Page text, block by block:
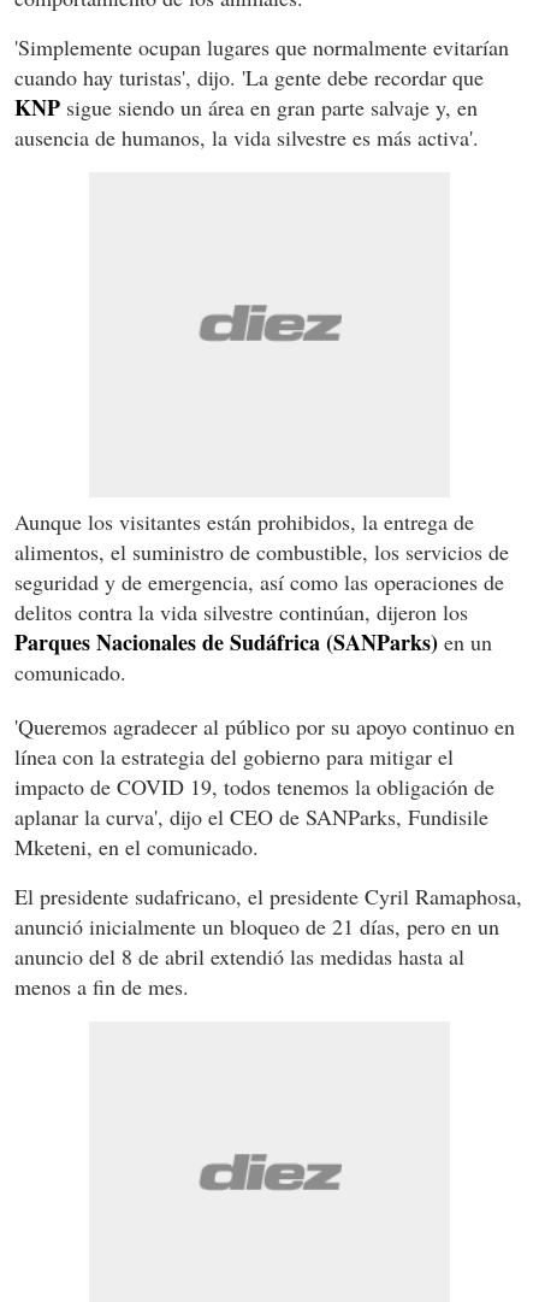
'Simplemente ocupan lugares que normalmente evitarían
cuando hay turistas', dijo. 'La gente debe recordar que
KNP sigue siendo un área en gran parte salvaje y, en
ausencia de humanos, la vida silvestre es más activa'.
Aunque los visitantes están prohibidos, la entrega de
alimentos, el suministro de combustible, los servicios de
seguridad y de emergencia, así como las operaciones de
delitos contra la vida silvestre continúan, dijeron los
Parques Nacionales de Sudáfrica (SANParks) en un
comunicado.
'Queremos agradecer al público por su apoyo continuo en
línea con la estrategia del gobierno para mitigar el
impacto de COVID 19, todos tenemos la obligación de
aplanar la curva', dijo el CEO de SANParks, Fundisile
Mketeni, en el comunicado.
El presidente sudafricano, el presidente Cyril Ramaphosa,
anunció inicialmente un bloqueo de 21 días, pero en un
anuncio del 8 de abril extendió las medidas hasta al
menos a fin de mes.